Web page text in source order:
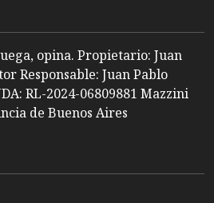
opina. Propietario: Juan
Responsable: Juan Pablo
RL-2024-06809881 Mazzini
de Buenos Aires